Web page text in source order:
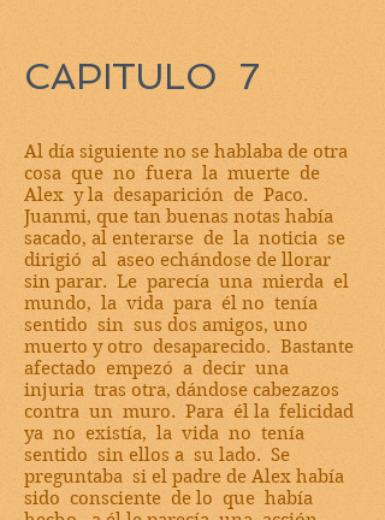
CAPITULO 7
Al día siguiente no se hablaba de otra
cosa que no fuera la muerte de
Alex y la desaparición de Paco.
Juanmi, que tan buenas notas había
sacado, al enterarse de la noticia se
dirigió al aseo echándose de llorar
sin parar. Le parecía una mierda el
mundo, la vida para él no tenía
sentido sin sus dos amigos, uno
muerto y otro desaparecido. Bastante
afectado empezó a decir una
injuria tras otra, dándose cabezazos
contra un muro. Para él la felicidad
ya no existía, la vida no tenía
sentido sin ellos a su lado. Se
preguntaba si el padre de Alex había
sido consciente de lo que había